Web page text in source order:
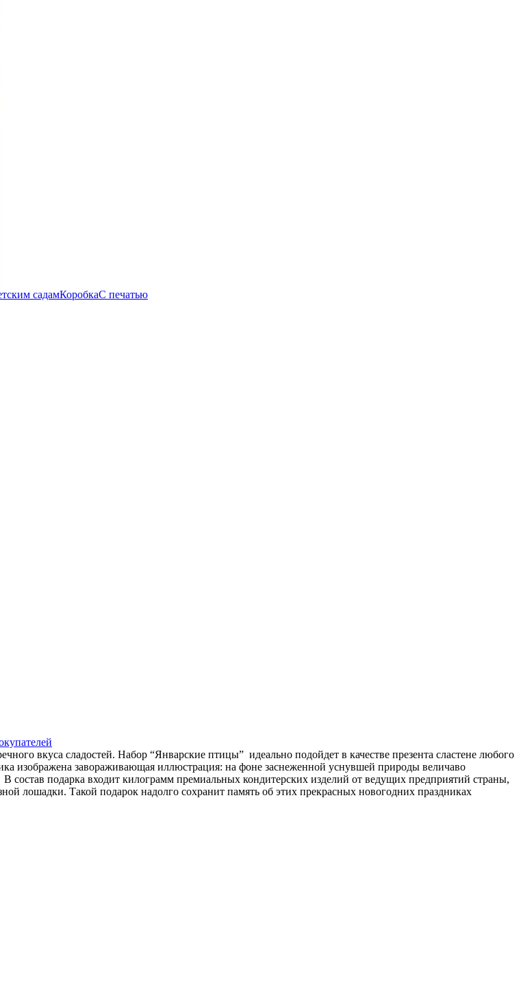
садамКоробкаС печатью
вкуса сладостей. Набор “Январские птицы” идеально подойдет в качестве презента сластене любого
изображена завораживающая иллюстрация: на фоне заснеженной уснувшей природы величаво
состав подарка входит килограмм премиальных кондитерских изделий от ведущих предприятий страны,
лошадки. Такой подарок надолго сохранит память об этих прекрасных новогодних праздниках